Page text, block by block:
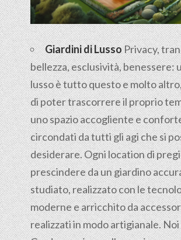
Giardini di LussoPrivacy,
bellezza, esclusività, benessere:
lusso è tutto questo e molto
di poter trascorrere il proprio
uno spazio accogliente e
circondati da tutti gli agi che si
desiderare. Ogni location di
prescindere da un giardino
studiato, realizzato con le
moderne e arricchito da
realizzati in modo artigianale.